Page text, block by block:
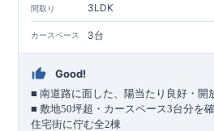
間取り 3LDK
カースペース 3台
Good!
■南道路に面した、陽当たり良好・開
■敷地50坪超・カースペース3台分を
住宅街に佇む全2棟